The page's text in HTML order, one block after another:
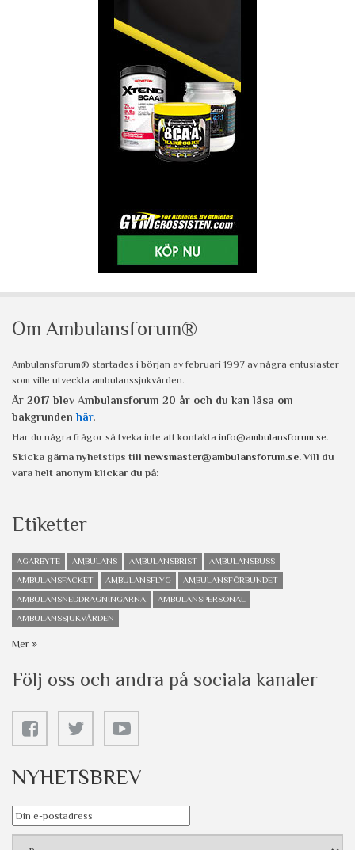
Om Ambulansforum®
Ambulansforum® startades i början av februari 1997 av några entusiaster
som ville utveckla ambulanssjukvården.
År 2017 blev Ambulansforum 20 år och du kan läsa om
bakgrunden här.
Har du några frågor så tveka inte att kontakta info@ambulansforum.se.
Skicka gärna nyhetstips till newsmaster@ambulansforum.se. Vill du
vara helt anonym klickar du på:
Etiketter
ÄGARBYTE AMBULANS AMBULANSBRIST
AMBULANSBUSS
AMBULANSFACKET
AMBULANSFLYG
AMBULANSFÖRBUNDET
AMBULANSNEDDRAGNINGARNA
AMBULANSPERSONAL
AMBULANSSJUKVÅRDEN
Mer
Följ oss och andra på sociala kanaler
NYHETSBREV